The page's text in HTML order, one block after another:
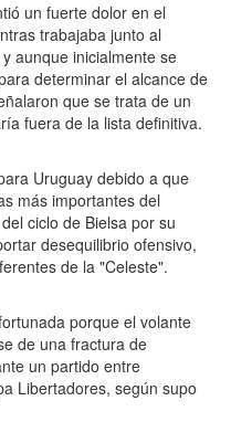
un fuerte dolor en el
trabajaba junto al
aunque inicialmente se
determinar el alcance de
que se trata de un
fuera de la lista definitiva.
Uruguay debido a que
más importantes del
ciclo de Bielsa por su
desequilibrio ofensivo,
de la "Celeste".
porque el volante
de una fractura de
un partido entre
Libertadores, según supo